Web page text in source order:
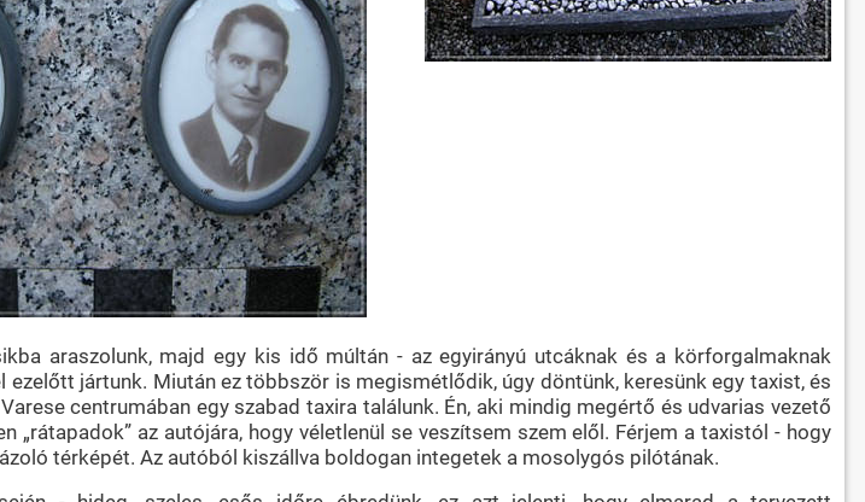
araszolunk, majd egy kis idő múltán - az egyirányú utcáknak és a körforgalmaknak
ezelőtt jártunk. Miután ez többször is megismétlődik, úgy döntünk, keresünk egy taxist, és
centrumában egy szabad taxira találunk. Én, aki mindig megértő és udvarias vezető
az autójára, hogy véletlenül se veszítsem szem elől. Férjem a taxistól - hogy
térképét. Az autóból kiszállva boldogan integetek a mosolygós pilótának.